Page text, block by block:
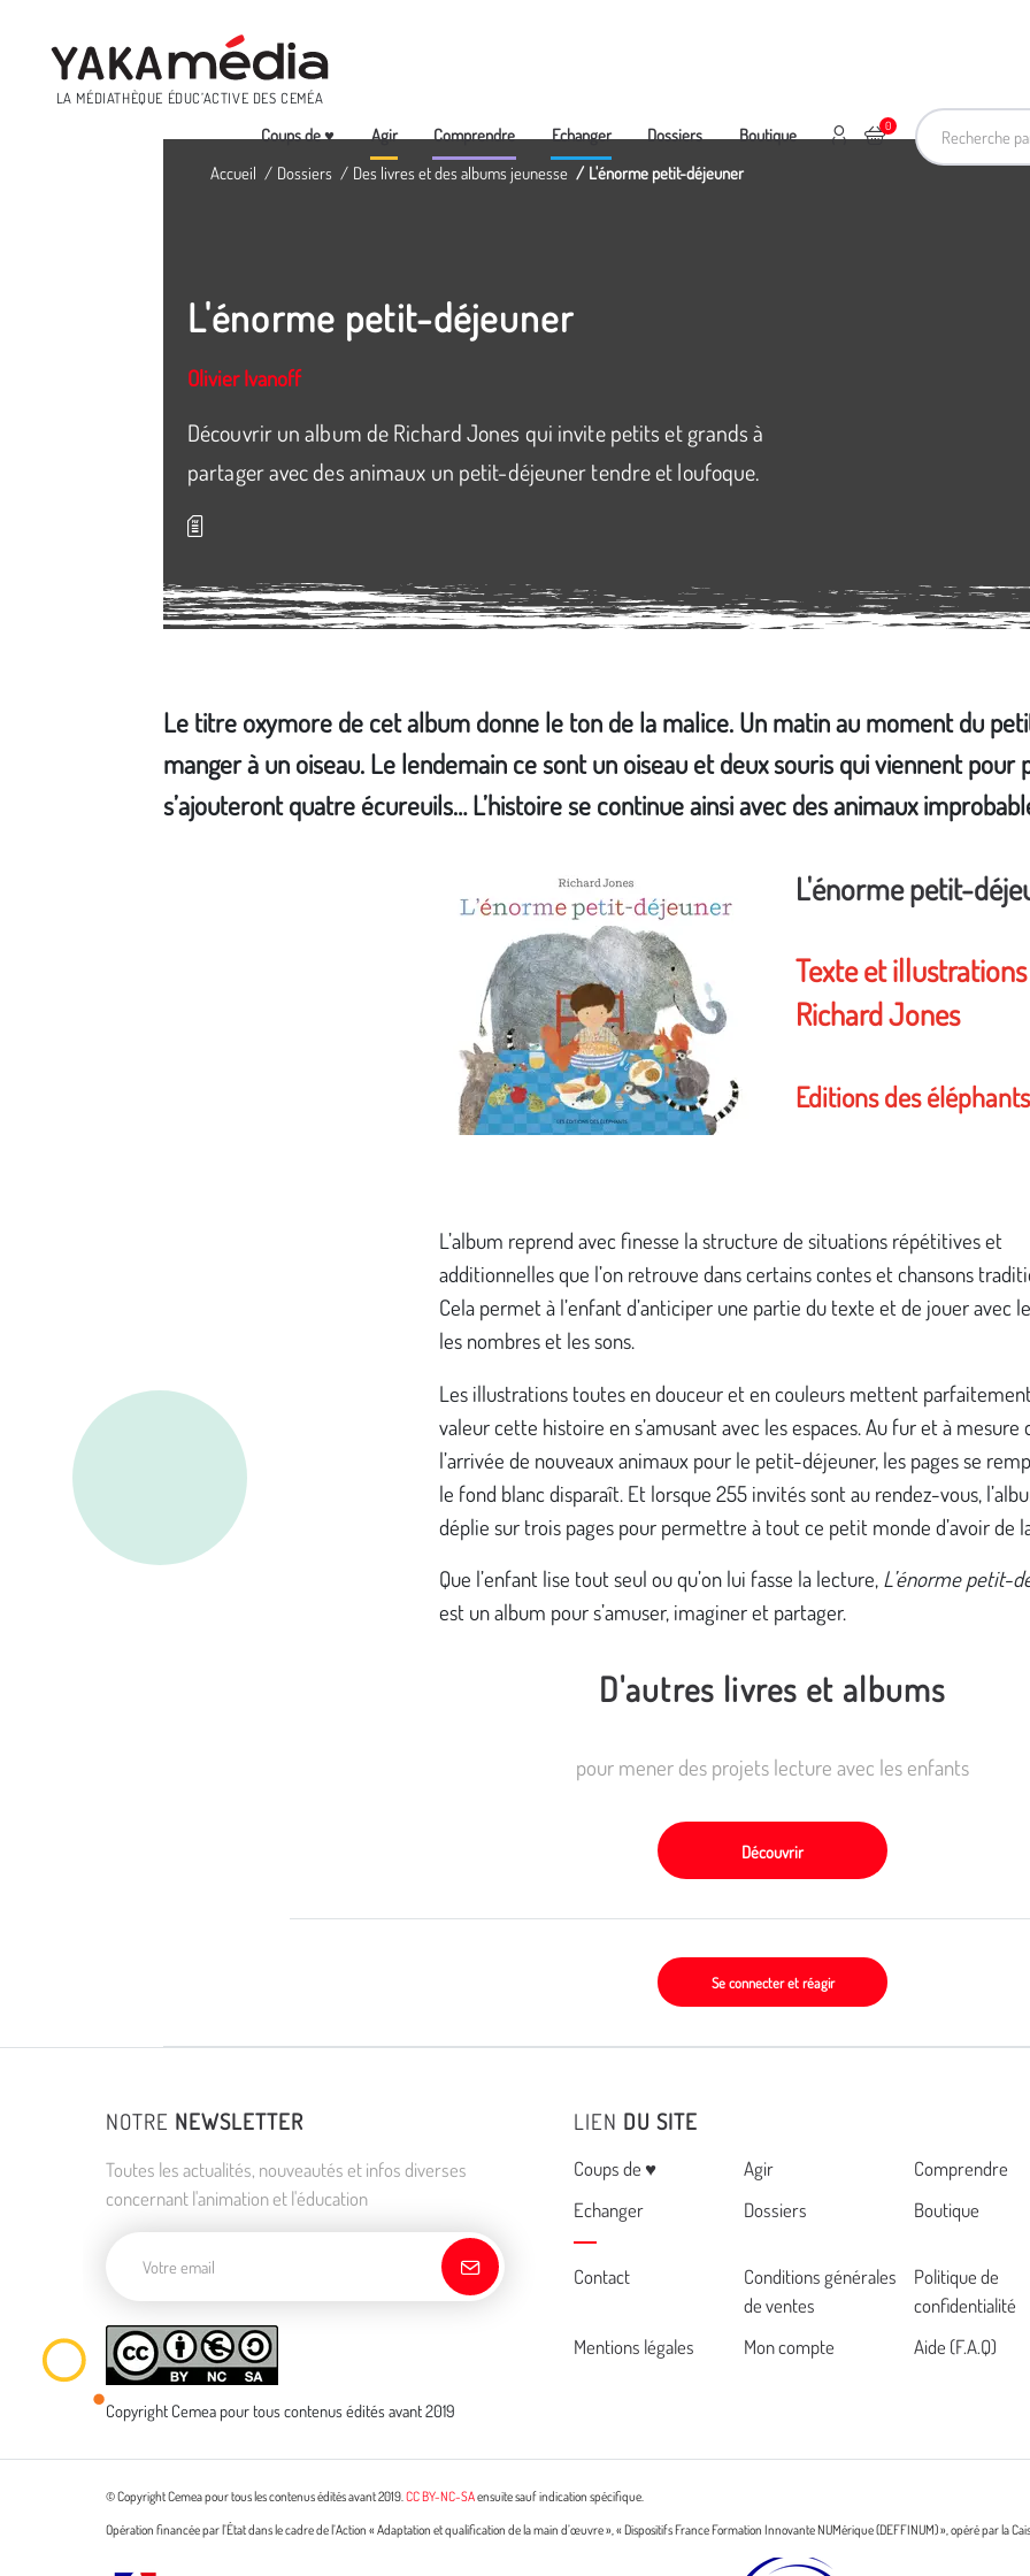
LA MÉDIATHÈQUE ÉDUC’ACTIVE DES CEMÉA
Recherche
Menu
Coups de ♥ Agir Comprendre Echanger Dossiers Boutique 0
Ajouter au panier
Mon compte
Accueil Dossiers Des livres et des albums jeunesse L'énorme petit-déjeuner
L'énorme petit-déjeuner
Olivier Ivanoff
Découvrir un album de Richard Jones qui invite petits et grands à
partager avec des animaux un petit-déjeuner tendre et loufoque.
Le titre oxymore de cet album donne le ton de la malice. Un matin au moment du
manger à un oiseau. Le lendemain ce sont un oiseau et deux souris qui viennent pour
s’ajouteront quatre écureuils… L’histoire se continue ainsi avec des animaux
L'énorme petit-
Texte et
Richard Jones
Editions des éléphants
L’album reprend avec finesse la structure de situations répétitives et
additionnelles que l’on retrouve dans certains contes et chansons
Cela permet à l’enfant d’anticiper une partie du texte et de jouer avec
les nombres et les sons.
Les illustrations toutes en douceur et en couleurs mettent
valeur cette histoire en s’amusant avec les espaces. Au fur et à mesure
l’arrivée de nouveaux animaux pour le petit-déjeuner, les pages se
le fond blanc disparaît. Et lorsque 255 invités sont au rendez-vous,
déplie sur trois pages pour permettre à tout ce petit monde d’avoir de
Que l’enfant lise tout seul ou qu’on lui fasse la lecture, L’énorme petit-
est un album pour s’amuser, imaginer et partager.
D'autres livres et albums
pour mener des projets lecture avec les enfants
Découvrir
Se connecter et réagir
NOTRE NEWSLETTER
Toutes les actualités, nouveautés et infos diverses
concernant l'animation et l'éducation
Copyright Cemea pour tous contenus édités avant 2019
LIEN DU SITE
Menu
Coups de ♥ Agir
Comprendre
Echanger
Dossiers Boutique
Cemea
footer
Contact
Conditions générales
de ventes
Politique de
confidentialité
Mentions légales
Mon compte Aide (F.A.Q)
© Copyright Cemea pour tous les contenus édités avant 2019.CC BY-NC-SAensuite sauf indication spécifique.
Opération financée par l’État dans le cadre de l’Action « Adaptation et qualification de la main d’œuvre », « Dispositifs France Formation Innovante NUMérique (DEFFINUM) », opéré par la